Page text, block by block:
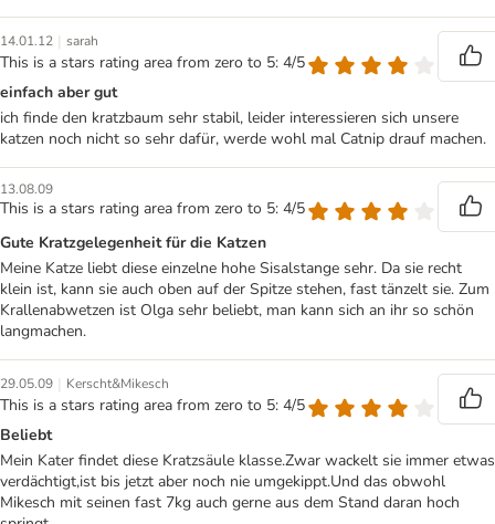
14.01.12 | sarah
This is a stars rating area from zero to 5: 4/5
einfach aber gut
ich finde den kratzbaum sehr stabil, leider interessieren sich unsere
katzen noch nicht so sehr dafür, werde wohl mal Catnip drauf machen.
13.08.09
This is a stars rating area from zero to 5: 4/5
Gute Kratzgelegenheit für die Katzen
Meine Katze liebt diese einzelne hohe Sisalstange sehr. Da sie recht
klein ist, kann sie auch oben auf der Spitze stehen, fast tänzelt sie. Zum
Krallenabwetzen ist Olga sehr beliebt, man kann sich an ihr so schön
langmachen.
29.05.09 | Kerscht&Mikesch
This is a stars rating area from zero to 5: 4/5
Beliebt
Mein Kater findet diese Kratzsäule klasse.Zwar wackelt sie immer etwas
verdächtigt,ist bis jetzt aber noch nie umgekippt.Und das obwohl
Mikesch mit seinen fast 7kg auch gerne aus dem Stand daran hoch